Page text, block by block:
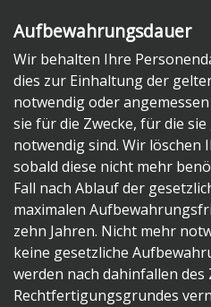
Aufbewahrungsdauer
Wir behalten Ihre
dies zur Einhaltung der
notwendig oder
sie für die Zwecke, für die
notwendig sind. Wir löschen
sobald diese nicht mehr
Fall nach Ablauf der
maximalen
zehn Jahren. Nicht mehr
keine gesetzliche
werden nach dahinfallen des
Rechtfertigungsgrundes